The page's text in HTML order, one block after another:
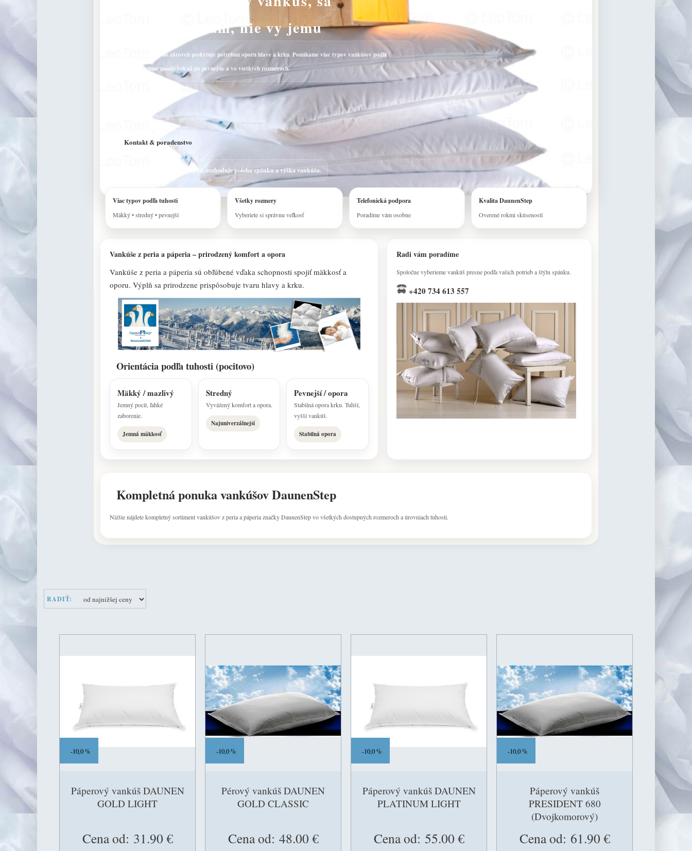
prispôsobí vám, nie vy jemu
Páperie je mäkké, no zároveň poskytuje potrebnú oporu hlave a krku. Ponúkame viac typov vankúšov podľa
tuhosti, od jemne mazlivých až po pevnejšie a vo všetkých rozmeroch.
Kontakt & poradenstvo
Ak váhate medzi dvoma typmi, rozhoduje poloha spánku a výška vankúša.
Viac typov podľa tuhosti
Mäkký • stredný • pevnejší
Všetky rozmery
Vyberiete si správnu veľkosť
Telefonická podpora
Poradíme vám osobne
Kvalita DaunenStep
Overené rokmi skúseností
Vankúše z peria a páperia – prirodzený komfort a opora
Vankúše z peria a páperia sú obľúbené vďaka schopnosti spojiť mäkkosť a
oporu. Výplň sa prirodzene prispôsobuje tvaru hlavy a krku.
Orientácia podľa tuhosti (pocitovo)
Mäkký / mazlivý
Jemný pocit, ľahké
zaborenie.
Jemná mäkkosť
Stredný
Vyvážený komfort a opora.
Najuniverzálnejší
Pevnejší / opora
Stabilná opora krku. Tuhší,
vyšší vankúš.
Stabilná opora
Radi vám po​radíme
Spoločne vyberieme vankúš presne podľa vašich potrieb a štýlu spánku.
+420 734 613 557
Kompletná ponuka vankúšov DaunenStep
Nižšie nájdete kompletný sortiment vankúšov z peria a páperia značky DaunenStep vo všetkých dostupných rozmeroch a úrovniach tuhosti.
RADIŤ:
Páperový vankúš DAUNEN
GOLD LIGHT
10,0 %
Cena od: 31.90 €
Pérový vankúš DAUNEN
GOLD CLASSIC
10,0 %
Cena od: 48.00 €
Páperový vankúš DAUNEN
PLATINUM LIGHT
10,0 %
Cena od: 55.00 €
Páperový vankúš
PRESIDENT 680
(Dvojkomorový)
10,0 %
Cena od: 61.90 €